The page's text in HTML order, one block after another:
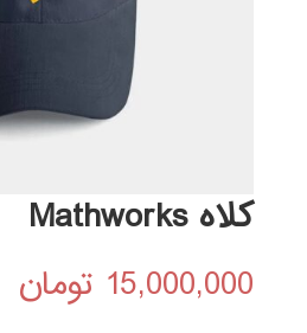
کلاه Mathworks
15,000,000 تومان